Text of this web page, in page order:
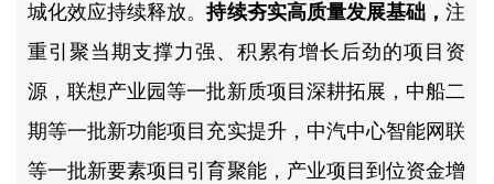
城化效应持续释放。持续夯实高质量发展基础，注
重引聚当期支撑力强、积累有增长后劲的项目资
源，联想产业园等一批新质项目深耕拓展，中船二
期等一批新功能项目充实提升，中汽中心智能网联
等一批新要素项目引育聚能，产业项目到位资金增